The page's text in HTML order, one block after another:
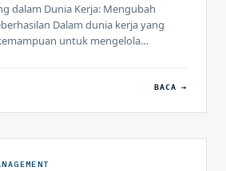
dalam Dunia Kerja: Mengubah
Dalam dunia kerja yang
untuk mengelola
kita. Salah satu alat yangBACA →